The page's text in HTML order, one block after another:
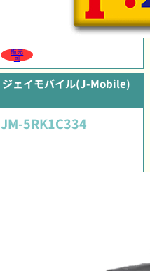
販売
可
ジェイモバイル(J-Mobile)
JM-5RK1C334